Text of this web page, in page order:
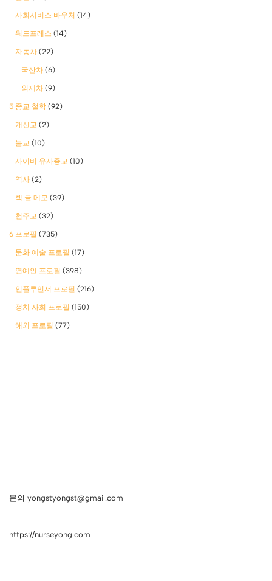
사회서비스 바우처 (14)
워드프레스 (14)
자동차 (22)
국산차 (6)
외제차 (9)
5 종교 철학 (92)
개신교 (2)
불교 (10)
사이비 유사종교 (10)
역사 (2)
책 글 메모 (39)
천주교 (32)
6 프로필 (735)
문화 예술 프로필 (17)
연예인 프로필 (398)
인플루언서 프로필 (216)
정치 사회 프로필 (150)
해외 프로필 (77)
문의 yongstyongst@gmail.com
https://nurseyong.com